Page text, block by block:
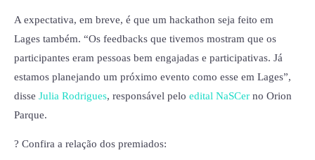
A expectativa, em breve, é que um hackathon seja feito em
Lages também. “Os feedbacks que tivemos mostram que os
participantes eram pessoas bem engajadas e participativas. Já
estamos planejando um próximo evento como esse em Lages”,
disse Julia Rodrigues, responsável pelo edital NaSCer no Orion
Parque.
? Confira a relação dos premiados: